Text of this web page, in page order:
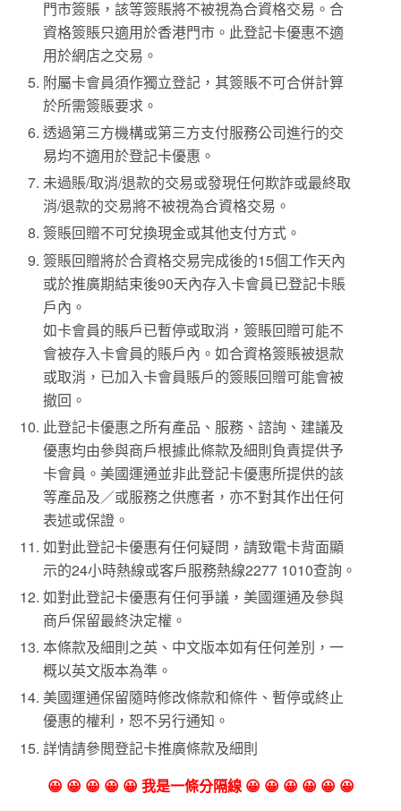
門市簽賬，該等簽賬將不被視為合資格交易。合
資格簽賬只適用於香港門市。此登記卡優惠不適
用於網店之交易。
附屬卡會員須作獨立登記，其簽賬不可合併計算
於所需簽賬要求。
透過第三方機構或第三方支付服務公司進行的交
易均不適用於登記卡優惠。
未過賬/取消/退款的交易或發現任何欺詐或最終取
消/退款的交易將不被視為合資格交易。
簽賬回贈不可兌換現金或其他支付方式。
簽賬回贈將於合資格交易完成後的15個工作天內
或於推廣期結束後90天內存入卡會員已登記卡賬
戶內。
如卡會員的賬戶已暫停或取消，簽賬回贈可能不
會被存入卡會員的賬戶內。如合資格簽賬被退款
或取消，已加入卡會員賬戶的簽賬回贈可能會被
撤回。
此登記卡優惠之所有產品、服務、諮詢、建議及
優惠均由參與商戶根據此條款及細則負責提供予
卡會員。美國運通並非此登記卡優惠所提供的該
等產品及／或服務之供應者，亦不對其作出任何
表述或保證。
如對此登記卡優惠有任何疑問，請致電卡背面顯
示的24小時熱線或客戶服務熱線2277 1010查詢。
如對此登記卡優惠有任何爭議，美國運通及參與
商戶保留最終決定權。
本條款及細則之英、中文版本如有任何差別，一
概以英文版本為準。
美國運通保留隨時修改條款和條件、暫停或終止
優惠的權利，恕不另行通知。
詳情請參閲登記卡推廣條款及細則
😀 😀 😀 😀 😀 我是一條分隔線 😀 😀 😀 😀 😀 😀